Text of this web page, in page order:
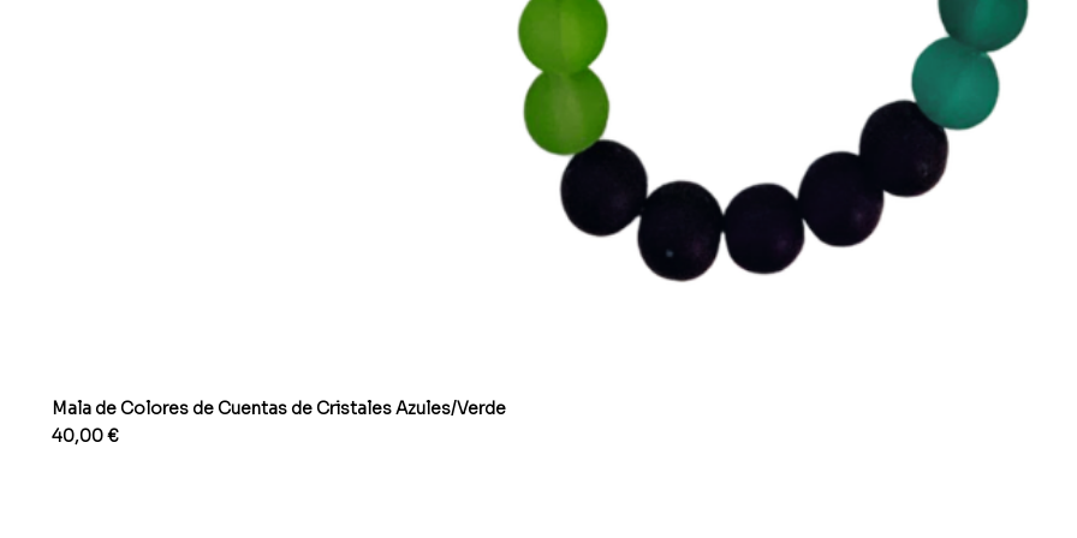
Mala de Colores de Cuentas de Cristales Azules/Verde
Precio
40,00 €